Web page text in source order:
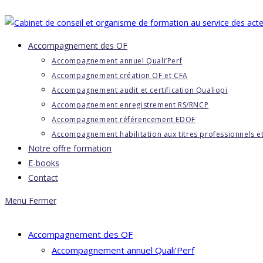
Accompagnement des OF
Accompagnement annuel Quali’Perf
Accompagnement création OF et CFA
Accompagnement audit et certification Qualiopi
Accompagnement enregistrement RS/RNCP
Accompagnement référencement EDOF
Accompagnement habilitation aux titres professionnels et
Notre offre formation
E-books
Contact
Menu Fermer
Accompagnement des OF
Accompagnement annuel Quali’Perf